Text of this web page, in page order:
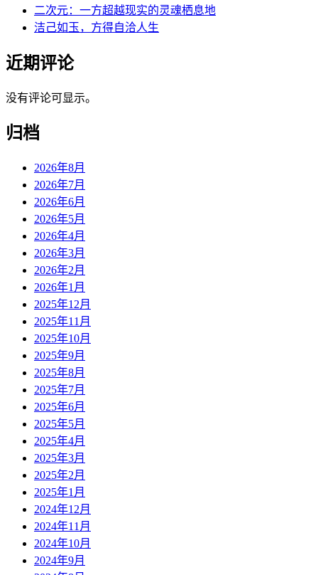
二次元：一方超越现实的灵魂栖息地
洁己如玉，方得自洽人生
近期评论
没有评论可显示。
归档
2026年8月
2026年7月
2026年6月
2026年5月
2026年4月
2026年3月
2026年2月
2026年1月
2025年12月
2025年11月
2025年10月
2025年9月
2025年8月
2025年7月
2025年6月
2025年5月
2025年4月
2025年3月
2025年2月
2025年1月
2024年12月
2024年11月
2024年10月
2024年9月